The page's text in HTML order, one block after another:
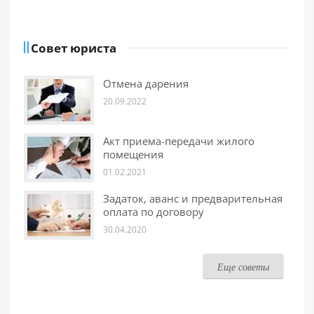
Совет юриста
Отмена дарения
20.09.2022
Акт приема-передачи жилого
помещения
01.02.2021
Задаток, аванс и предварительная
оплата по договору
30.04.2020
Еще советы